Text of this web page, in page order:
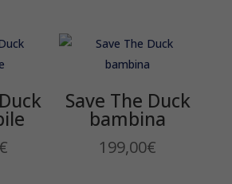
attuale
era:
245,00€.
Save The Duck
bambina
199,00€